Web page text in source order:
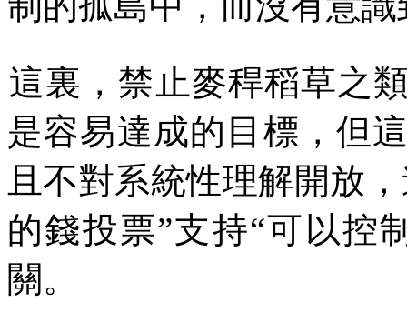
這裏，禁止麥稈稻草之
是容易達成的目標，但
且不對系統性理解開放
的錢投票”支持“可以控
關。